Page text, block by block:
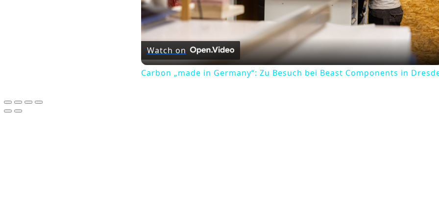
Video
Watch on
Carbon „made in Germany“: Zu Besuch bei Beast Components in